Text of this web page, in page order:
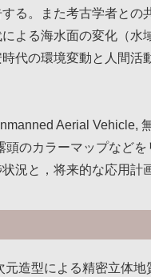
る。また考古学者との
よる海水面の変化（水
代の環境変動と人間活
Aerial Vehicle,
のカラーマップなど
況と，将来的な応用計
造型による精密立体地